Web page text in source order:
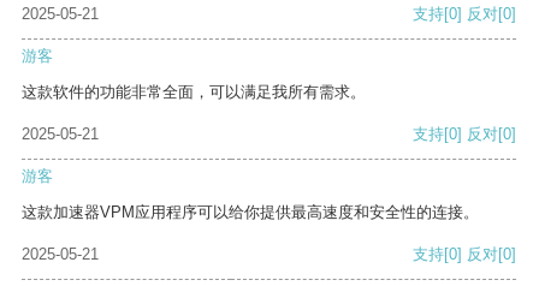
2025-05-21 支持[0] 反对[0]
游客
这款软件的功能非常全面，可以满足我所有需求。
2025-05-21 支持[0] 反对[0]
游客
这款加速器VPM应用程序可以给你提供最高速度和安全性的连接。
2025-05-21 支持[0] 反对[0]